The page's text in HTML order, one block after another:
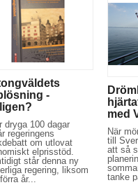
-
dryga 100 dagar
regeringens
om utlovat
elprisstöd.
står denna ny
regering, liksom
år...
med
När
till
att så
tanke